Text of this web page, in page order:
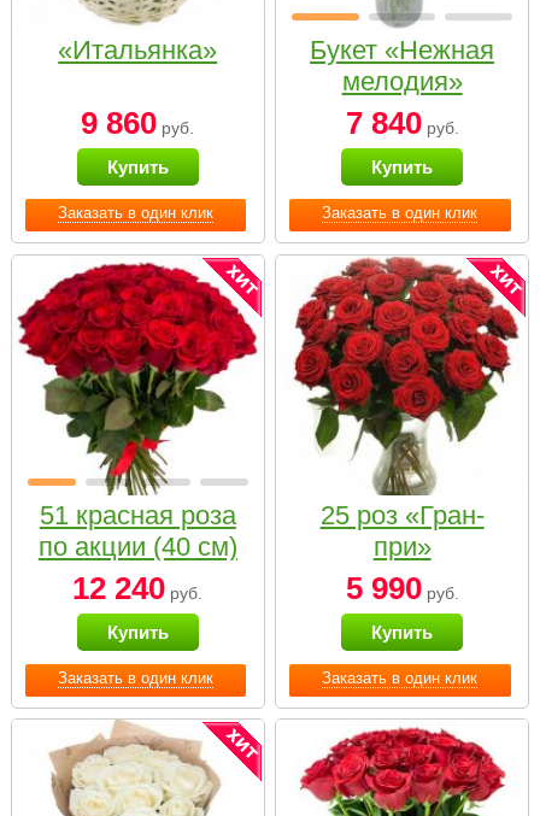
Заказать в один клик
«Итальянка»
9 860 руб.
Купить
Заказать в один клик
Букет «Нежная
мелодия»
7 840руб.
Купить
Заказать в один клик
51 красная роза
по акции (40 см)
12 240 руб.
Купить
Заказать в один клик
25 роз «Гран-
при»
5 990руб.
Купить